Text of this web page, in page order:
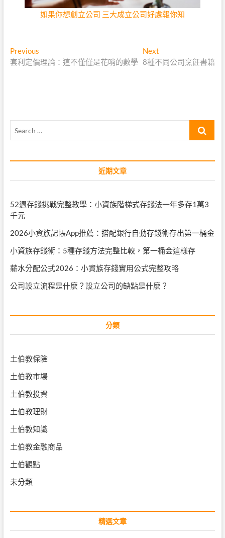
如果你想創立公司 三大成立公司好處報你知
文
章
PreviousPrevious
post:
套利定價理論：這不僅僅是花哨的數學
Next
post:
8種不同公司烹飪書籍
Search
近期文章
52週存錢挑戰完整教學：小資族階梯式存錢法一年多存1萬3
千元
2026小資族記帳App推薦：搭配銀行自動存錢術存出第一桶金
小資族存錢術：5種存錢方法完整比較，第一桶金這樣存
薪水分配公式2026：小資族存錢實用公式完整攻略
公司設立流程是什麼？設立公司的缺點是什麼？
分類
土伯教保險
土伯教市場
土伯教投資
土伯教理財
土伯教知識
土伯教金融商品
土伯觀點
未分類
精選文章